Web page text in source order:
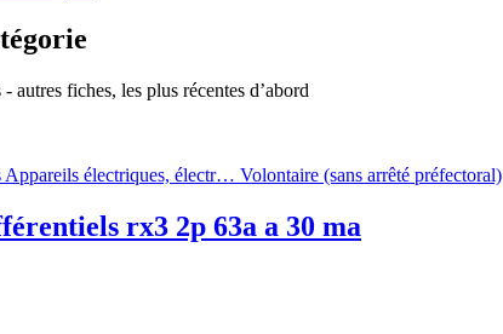
autres fiches, les plus récentes d’abord
Appareils électriques, électr… Volontaire (sans arrêté préfectoral)
rx3 2p 63a a 30 ma